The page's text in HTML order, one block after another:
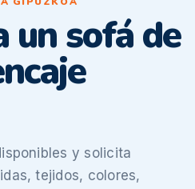
un sofá de
y solicita
tejidos, colores,